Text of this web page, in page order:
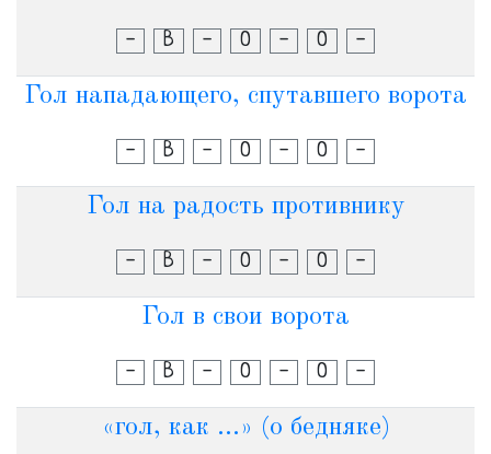
- В - О - О -
Гол нападающего, спутавшего ворота
- В - О - О -
Гол на радость противнику
- В - О - О -
Гол в свои ворота
- В - О - О -
«гол, как ...» (о бедняке)